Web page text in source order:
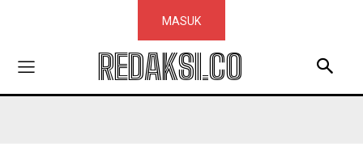
MASUK
REDAKSI.CO